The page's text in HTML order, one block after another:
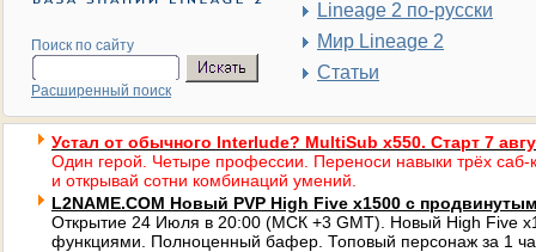
Поиск по сайту
Расширенный поиск
Lineage 2 по-русски
Мир Lineage 2
Статьи
Устал от обычного Interlude? MultiSub x550. Старт 7
Один герой. Четыре профессии. Переноси навыки трёх саб-
и открывай сотни комбинаций умений.
L2NAME.COM Новый PVP High Five x1500 с
Открытие 24 Июля в 20:00 (МСК +3 GMT). Новый High Five
функциями. Полноценный бафер. Топовый персонаж за 1